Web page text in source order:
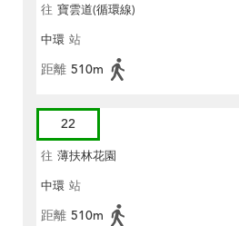
往 寶雲道(循環線)
中環 站
距離 510m
22
往 薄扶林花園
中環 站
距離 510m